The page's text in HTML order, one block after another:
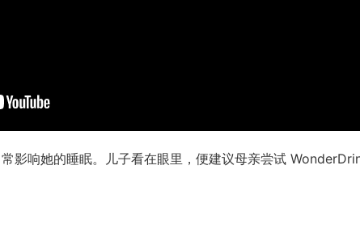
影响她的睡眠。儿子看在眼里，便建议母亲尝试